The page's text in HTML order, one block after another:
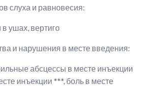
слуха и равновесия:
в ушах, вертиго
и нарушения в месте введения:
абсцессы в месте инъекции
инъекции ***, боль в месте